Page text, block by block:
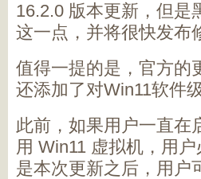
16.2.0 版本更新，但是
这一点，并将很快发布
值得一提的是，官方的
还添加了对Win11软件
此前，如果用户一直在
用 Win11 虚拟机，用
是本次更新之后，用户